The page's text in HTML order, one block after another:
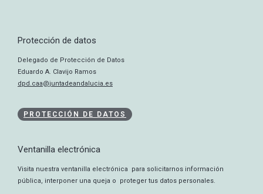
Protección de datos
Delegado de Protección de Datos
Eduardo A. Clavijo Ramos
dpd.caa@juntadeandalucia.es
PROTECCIÓN DE DATOS
Ventanilla electrónica
Visita nuestra ventanilla electrónica para solicitarnos información
pública, interponer una queja o proteger tus datos personales.